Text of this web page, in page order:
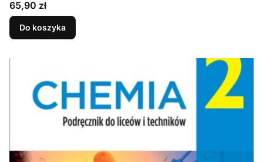
Cena
65,90 zł
Do koszyka